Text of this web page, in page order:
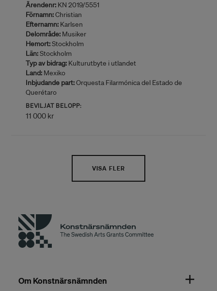
Ärendenr: KN 2019/5551
Förnamn:Christian
Efternamn: Karlsen
Delområde: Musiker
Hemort:Stockholm
Län:Stockholm
Typ av bidrag: Kulturutbyte i utlandet
Land: Mexiko
Inbjudande part:Orquesta Filarmónica del Estado de
Querétaro
BEVILJAT BELOPP:
11 000 kr
VISA FLER
Om Konstnärsnämnden